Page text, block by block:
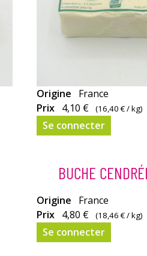
Origine
France
Prix 4,10 € (16,40 €/ kg)
Se connecter
BUCHE
Fabriqué
à
la Chèvrerie
du
Origine
France
Prix 4,80 € (18,46 €/ kg)
Se connecter